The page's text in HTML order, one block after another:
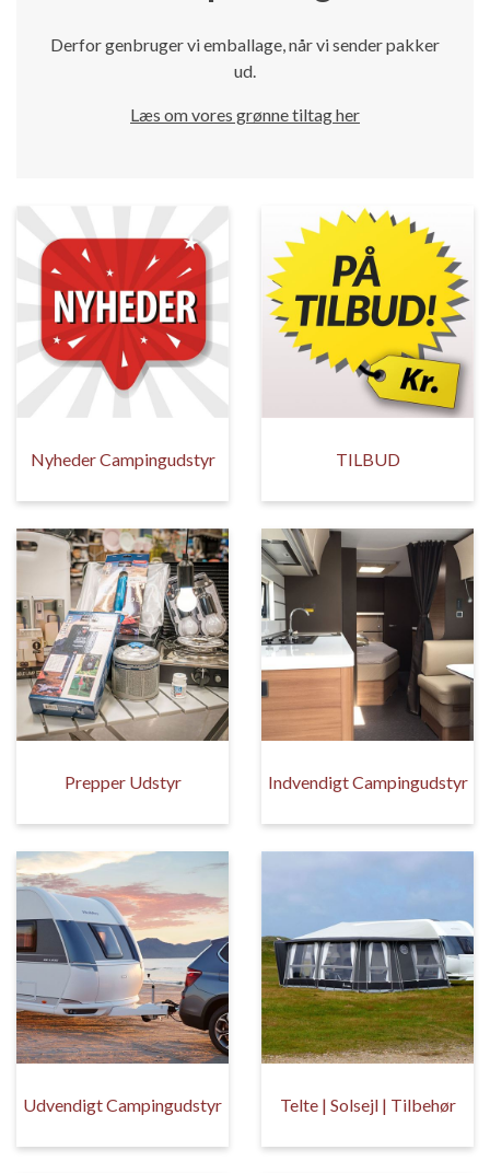
Derfor genbruger vi emballage, når vi sender pakker
ud.
Læs om vores grønne tiltag her
Nyheder Campingudstyr TILBUD
Prepper Udstyr Indvendigt Campingudstyr
Udvendigt Campingudstyr Telte | Solsejl | Tilbehør